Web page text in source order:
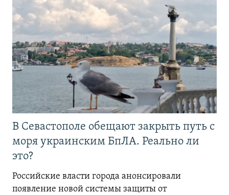
В Севастополе обещают закрыть путь с
моря украинским БпЛА. Реально ли
это?
Российские власти города анонсировали
появление новой системы защиты от